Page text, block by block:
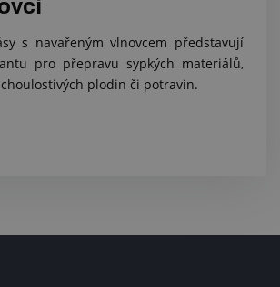
s navařeným vlnovcem představují
pro přepravu sypkých materiálů,
plodin či potravin.